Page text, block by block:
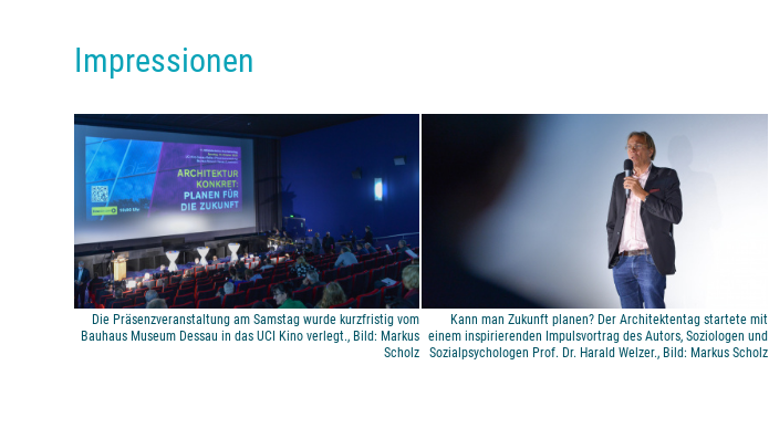
Impressionen
Die Präsenzveranstaltung am Samstag wurde kurzfristig vom
Bauhaus Museum Dessau in das UCI Kino verlegt., Bild: Markus
Scholz
Kann man Zukunft planen? Der Architektentag startete mit
einem inspirierenden Impulsvortrag des Autors, Soziologen und
Sozialpsychologen Prof. Dr. Harald Welzer., Bild: Markus Scholz